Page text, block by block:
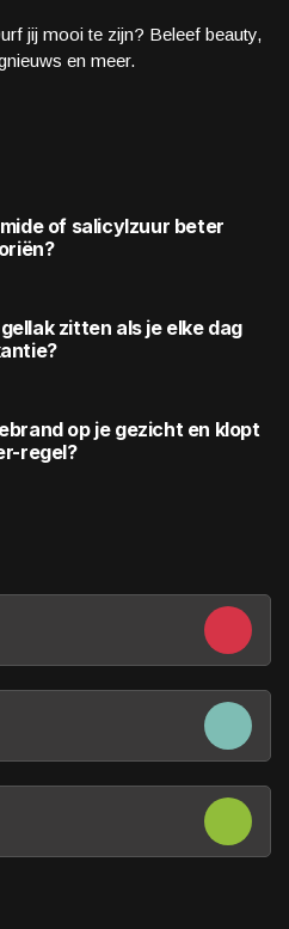
jij mooi te zijn? Beleef beauty,
en meer.
of salicylzuur beter
zitten als je elke dag
op je gezicht en klopt
regel?